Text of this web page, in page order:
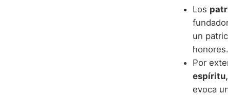
Los
un
honores.
Por
evoca